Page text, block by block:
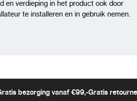
en verdieping in het product ook door
te installeren en in gebruik nemen.
bezorging vanaf €99,-Gratis